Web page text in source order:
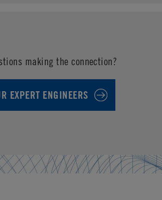
making the connection?
EXPERT ENGINEERS